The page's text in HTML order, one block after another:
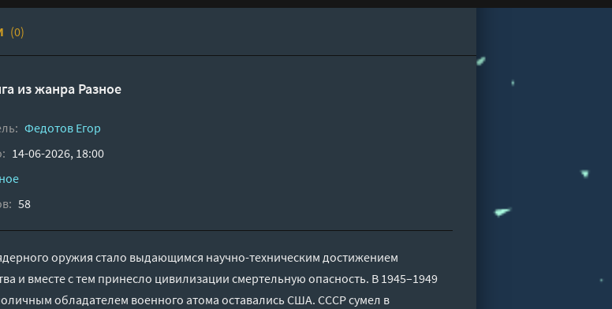
(0)
из жанра Разное
Федотов Егор
14-06-2026, 18:00
58
оружия стало выдающимся научно-техническим достижением
и вместе с тем принесло цивилизации смертельную опасность. В 1945–1949
обладателем военного атома оставались США. СССР сумел в